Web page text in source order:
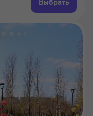
Выбрать